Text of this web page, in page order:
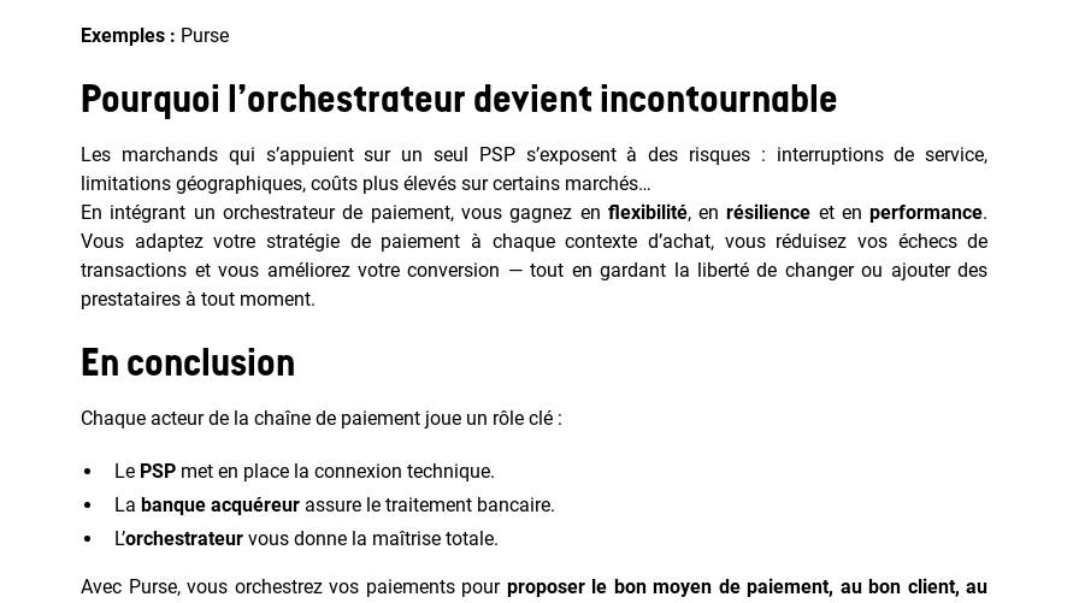
Exemples : Purse
Pourquoi l’orchestrateur devient incontournable
Les marchands qui s’appuient sur un seul PSP s’exposent à des risques : interruptions de service,
limitations géographiques, coûts plus élevés sur certains marchés…
En intégrant un orchestrateur de paiement, vous gagnez en flexibilité, enrésilience et enperformance.
Vous adaptez votre stratégie de paiement à chaque contexte d’achat, vous réduisez vos échecs de
transactions et vous améliorez votre conversion — tout en gardant la liberté de changer ou ajouter des
prestataires à tout moment.
En conclusion
Chaque acteur de la chaîne de paiement joue un rôle clé :
Le PSP met en place la connexion technique.
Labanque acquéreur assure le traitement bancaire.
L’orchestrateur vous donne la maîtrise totale.
Avec Purse, vous orchestrez vos paiements pour proposer le bon moyen de paiement, au bon client, au